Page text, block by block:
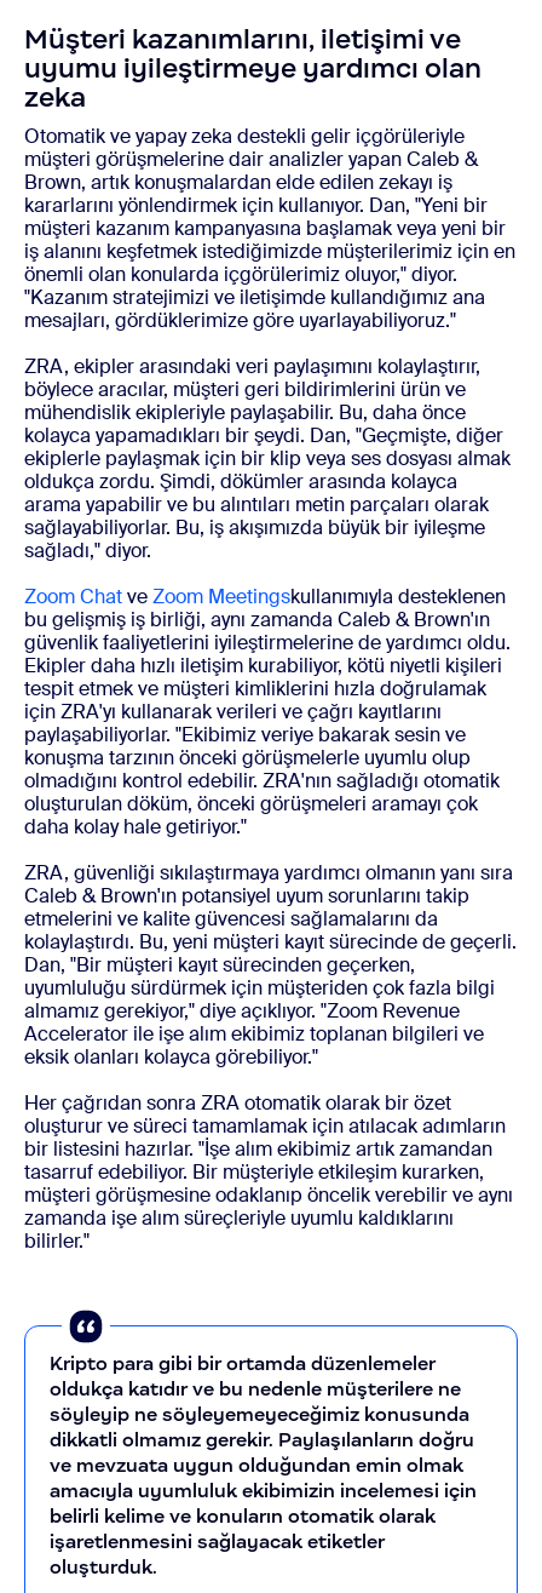
Müşteri kazanımlarını, iletişimi ve
uyumu iyileştirmeye yardımcı olan
zeka
Otomatik ve yapay zeka destekli gelir içgörüleriyle
müşteri görüşmelerine dair analizler yapan Caleb &
Brown, artık konuşmalardan elde edilen zekayı iş
kararlarını yönlendirmek için kullanıyor. Dan, "Yeni bir
müşteri kazanım kampanyasına başlamak veya yeni bir
iş alanını keşfetmek istediğimizde müşterilerimiz için en
önemli olan konularda içgörülerimiz oluyor," diyor.
"Kazanım stratejimizi ve iletişimde kullandığımız ana
mesajları, gördüklerimize göre uyarlayabiliyoruz."
ZRA, ekipler arasındaki veri paylaşımını kolaylaştırır,
böylece aracılar, müşteri geri bildirimlerini ürün ve
mühendislik ekipleriyle paylaşabilir. Bu, daha önce
kolayca yapamadıkları bir şeydi. Dan, "Geçmişte, diğer
ekiplerle paylaşmak için bir klip veya ses dosyası almak
oldukça zordu. Şimdi, dökümler arasında kolayca
arama yapabilir ve bu alıntıları metin parçaları olarak
sağlayabiliyorlar. Bu, iş akışımızda büyük bir iyileşme
sağladı," diyor.
Zoom ChatveZoom Meetingskullanımıyla desteklenen
bu gelişmiş iş birliği, aynı zamanda Caleb & Brown'ın
güvenlik faaliyetlerini iyileştirmelerine de yardımcı oldu.
Ekipler daha hızlı iletişim kurabiliyor, kötü niyetli kişileri
tespit etmek ve müşteri kimliklerini hızla doğrulamak
için ZRA'yı kullanarak verileri ve çağrı kayıtlarını
paylaşabiliyorlar. "Ekibimiz veriye bakarak sesin ve
konuşma tarzının önceki görüşmelerle uyumlu olup
olmadığını kontrol edebilir. ZRA'nın sağladığı otomatik
oluşturulan döküm, önceki görüşmeleri aramayı çok
daha kolay hale getiriyor."
ZRA, güvenliği sıkılaştırmaya yardımcı olmanın yanı sıra
Caleb & Brown'ın potansiyel uyum sorunlarını takip
etmelerini ve kalite güvencesi sağlamalarını da
kolaylaştırdı. Bu, yeni müşteri kayıt sürecinde de geçerli.
Dan, "Bir müşteri kayıt sürecinden geçerken,
uyumluluğu sürdürmek için müşteriden çok fazla bilgi
almamız gerekiyor," diye açıklıyor. "Zoom Revenue
Accelerator ile işe alım ekibimiz toplanan bilgileri ve
eksik olanları kolayca görebiliyor."
Her çağrıdan sonra ZRA otomatik olarak bir özet
oluşturur vesüreci tamamlamak için atılacak adımların
bir listesini hazırlar. "İşe alım ekibimiz artık zamandan
tasarruf edebiliyor. Bir müşteriyle etkileşim kurarken,
müşteri görüşmesine odaklanıp öncelik verebilir ve aynı
zamanda işe alım süreçleriyle uyumlu kaldıklarını
bilirler."
Kripto para gibi bir ortamda düzenlemeler
oldukça katıdır ve bu nedenle müşterilere ne
söyleyip ne söyleyemeyeceğimiz konusunda
dikkatli olmamız gerekir. Paylaşılanların doğru
ve mevzuata uygun olduğundan emin olmak
amacıyla uyumluluk ekibimizin incelemesi için
belirli kelime ve konuların otomatik olarak
işaretlenmesini sağlayacak etiketler
oluşturduk.